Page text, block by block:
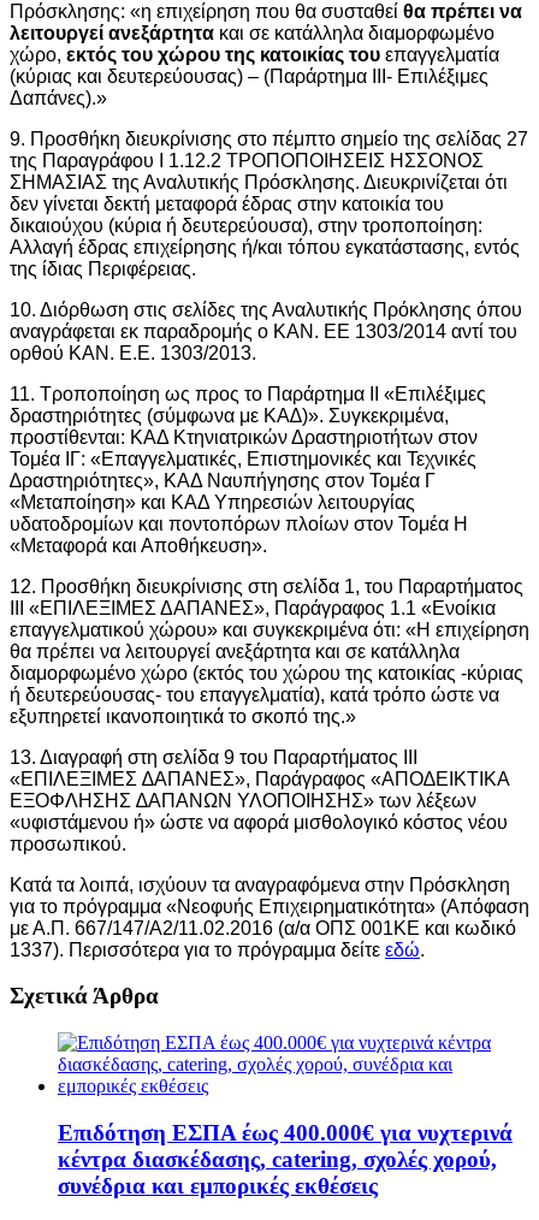
Πρόσκλησης: «η επιχείρηση που θα συσταθεί θα πρέπει να
λειτουργεί ανεξάρτητα και σε κατάλληλα διαμορφωμένο
χώρο, εκτός του χώρου της κατοικίας του επαγγελματία
(κύριας και δευτερεύουσας) – (Παράρτημα ΙΙΙ- Επιλέξιμες
Δαπάνες).»
9. Προσθήκη διευκρίνισης στο πέμπτο σημείο της σελίδας 27
της Παραγράφου Ι 1.12.2 ΤΡΟΠΟΠΟΙΗΣΕΙΣ ΗΣΣΟΝΟΣ
ΣΗΜΑΣΙΑΣ της Αναλυτικής Πρόσκλησης. Διευκρινίζεται ότι
δεν γίνεται δεκτή μεταφορά έδρας στην κατοικία του
δικαιούχου (κύρια ή δευτερεύουσα), στην τροποποίηση:
Αλλαγή έδρας επιχείρησης ή/και τόπου εγκατάστασης, εντός
της ίδιας Περιφέρειας.
10. Διόρθωση στις σελίδες της Αναλυτικής Πρόκλησης όπου
αναγράφεται εκ παραδρομής ο ΚΑΝ. ΕΕ 1303/2014 αντί του
ορθού ΚΑΝ. Ε.Ε. 1303/2013.
11. Τροποποίηση ως προς το Παράρτημα ΙΙ «Επιλέξιμες
δραστηριότητες (σύμφωνα με ΚΑ∆)». Συγκεκριμένα,
προστίθενται: ΚΑΔ Κτηνιατρικών Δραστηριοτήτων στον
Τομέα ΙΓ: «Επαγγελματικές, Επιστημονικές και Τεχνικές
∆ραστηριότητες», ΚΑΔ Ναυπήγησης στον Τομέα Γ
«Μεταποίηση» και ΚΑΔ Υπηρεσιών λειτουργίας
υδατοδρομίων και ποντοπόρων πλοίων στον Τομέα Η
«Μεταφορά και Αποθήκευση».
12. Προσθήκη διευκρίνισης στη σελίδα 1, του Παραρτήματος
ΙΙΙ «ΕΠΙΛΕΞΙΜΕΣ ΔΑΠΑΝΕΣ», Παράγραφος 1.1 «Ενοίκια
επαγγελματικού χώρου» και συγκεκριμένα ότι: «Η επιχείρηση
θα πρέπει να λειτουργεί ανεξάρτητα και σε κατάλληλα
διαμορφωμένο χώρο (εκτός του χώρου της κατοικίας -κύριας
ή δευτερεύουσας- του επαγγελματία), κατά τρόπο ώστε να
εξυπηρετεί ικανοποιητικά το σκοπό της.»
13. Διαγραφή στη σελίδα 9 του Παραρτήματος ΙΙΙ
«ΕΠΙΛΕΞΙΜΕΣ ∆ΑΠΑΝΕΣ», Παράγραφος «ΑΠΟ∆ΕΙΚΤΙΚΑ
ΕΞΟΦΛΗΣΗΣ ∆ΑΠΑΝΩΝ ΥΛΟΠΟΙΗΣΗΣ» των λέξεων
«υφιστάμενου ή» ώστε να αφορά μισθολογικό κόστος νέου
προσωπικού.
Κατά τα λοιπά, ισχύουν τα αναγραφόμενα στην Πρόσκληση
για το πρόγραμμα «Νεοφυής Επιχειρηματικότητα» (Απόφαση
με Α.Π. 667/147/Α2/11.02.2016 (α/α ΟΠΣ 001ΚΕ και κωδικό
1337). Περισσότερα για το πρόγραμμα δείτε εδώ.
Σχετικά Άρθρα
Επιδότηση ΕΣΠΑ έως 400.000€ για νυχτερινά
κέντρα διασκέδασης, catering, σχολές χορού,
συνέδρια και εμπορικές εκθέσεις